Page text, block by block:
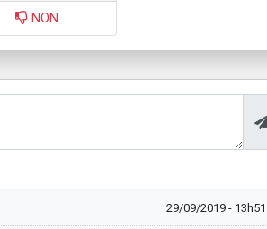
NON
29/09/2019 - 13h51